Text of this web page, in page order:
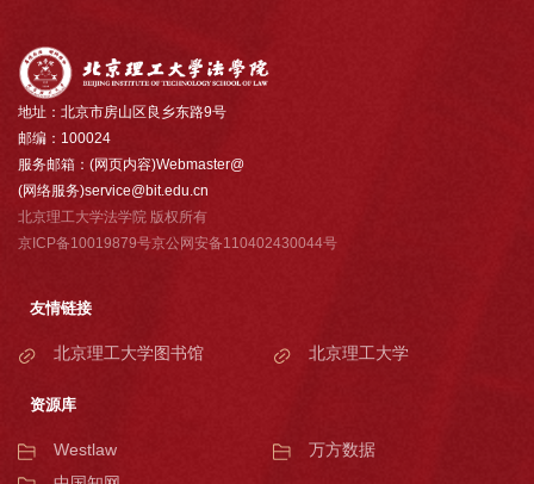
地址：北京市房山区良乡东路9号
邮编：100024
服务邮箱：(网页内容)Webmaster@
(网络服务)service@bit.edu.cn
北京理工大学法学院 版权所有
京ICP备10019879号京公网安备110402430044号
友情链接
北京理工大学图书馆 北京理工大学
资源库
Westlaw
万方数据